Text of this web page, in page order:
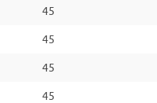
45
45
45
45